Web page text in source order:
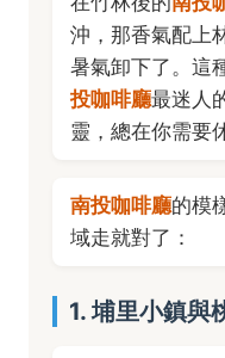
沖，那香氣配上
暑氣卸下了。這
投咖啡廳最迷人
靈，總在你需要
南投咖啡廳的模
域走就對了：
1. 埔里小鎮與